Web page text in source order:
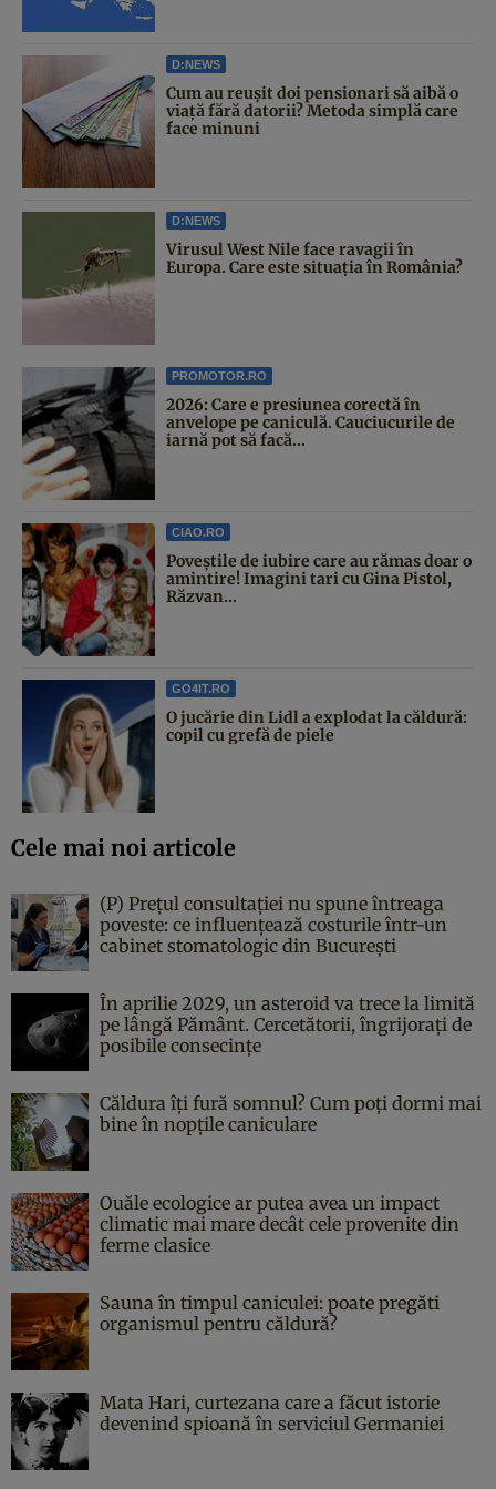
D:NEWS
Cum au reușit doi pensionari să aibă o
viață fără datorii? Metoda simplă care
face minuni
D:NEWS
Virusul West Nile face ravagii în
Europa. Care este situația în România?
PROMOTOR.RO
2026: Care e presiunea corectă în
anvelope pe caniculă. Cauciucurile de
iarnă pot să facă...
CIAO.RO
Poveştile de iubire care au rămas doar o
amintire! Imagini tari cu Gina Pistol,
Răzvan...
GO4IT.RO
O jucărie din Lidl a explodat la căldură:
copil cu grefă de piele
Cele mai noi articole
(P) Prețul consultației nu spune întreaga
poveste: ce influențează costurile într-un
cabinet stomatologic din București
În aprilie 2029, un asteroid va trece la limită
pe lângă Pământ. Cercetătorii, îngrijorați de
posibile consecințe
Căldura îți fură somnul? Cum poți dormi mai
bine în nopțile caniculare
Ouăle ecologice ar putea avea un impact
climatic mai mare decât cele provenite din
ferme clasice
Sauna în timpul caniculei: poate pregăti
organismul pentru căldură?
Mata Hari, curtezana care a făcut istorie
devenind spioană în serviciul Germaniei